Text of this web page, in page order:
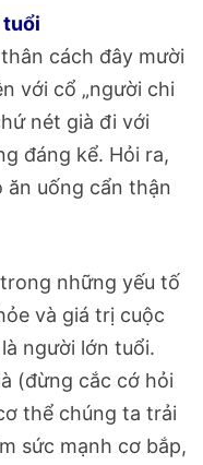
tuổi
cách đây mười
với cổ „người chi
nét già đi với
đáng kể. Hỏi ra,
ăn uống cẩn thận
những yếu tố
và giá trị cuộc
người lớn tuổi.
(đừng cắc cớ hỏi
thể chúng ta trải
sức mạnh cơ bắp,